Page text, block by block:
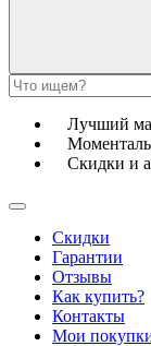
Лучший
Скидки и
Скидки
Гарантии
Отзывы
Как купить?
Контакты
Мои